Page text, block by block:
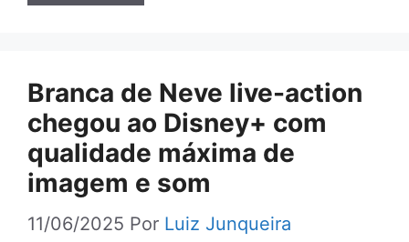
Branca de Neve live-action
chegou ao Disney+ com
qualidade máxima de
imagem e som
11/06/2025 Por Luiz Junqueira